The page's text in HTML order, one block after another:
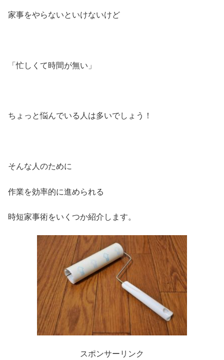
家事をやらないといけないけど
「忙しくて時間が無い」
ちょっと悩んでいる人は多いでしょう！
そんな人のために
作業を効率的に進められる
時短家事術をいくつか紹介します。
スポンサーリンク